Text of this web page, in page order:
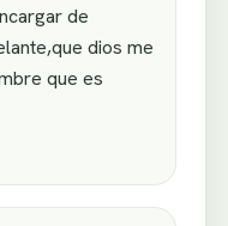
de
dios me
que es